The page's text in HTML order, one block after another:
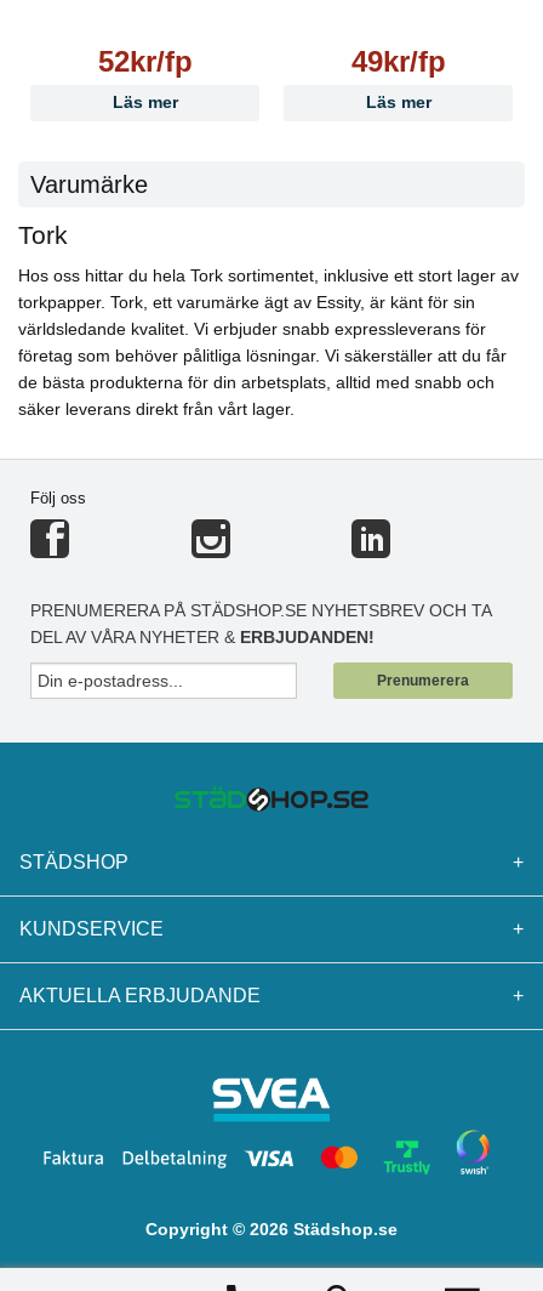
52kr/fp
Läs mer
49kr/fp
Läs mer
Varumärke
Tork
Hos oss hittar du hela Tork sortimentet, inklusive ett stort lager av
torkpapper. Tork, ett varumärke ägt av Essity, är känt för sin
världsledande kvalitet. Vi erbjuder snabb expressleverans för
företag som behöver pålitliga lösningar. Vi säkerställer att du får
de bästa produkterna för din arbetsplats, alltid med snabb och
säker leverans direkt från vårt lager.
Följ oss
PRENUMERERA PÅ STÄDSHOP.SE NYHETSBREV OCH TA
DEL AV VÅRA NYHETER & ERBJUDANDEN!
Prenumerera
STÄDSHOP +
KUNDSERVICE +
AKTUELLA ERBJUDANDE +
Copyright © 2026 Städshop.se